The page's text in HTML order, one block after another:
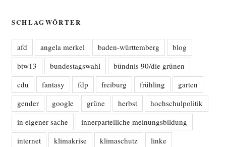
SCHLAGWÖRTER
afd angela merkel baden-württemberg
blog
btw13
bundestagswahl
bündnis 90/die grünen
cdu
fantasy fdp freiburg frühling
garten
gender
google grüne herbst
hochschulpolitik
in eigener sache
innerparteiliche meinungsbildung
internet
klimakrise klimaschutz
linke